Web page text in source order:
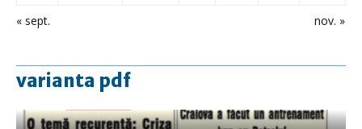
« sept. nov. »
varianta pdf